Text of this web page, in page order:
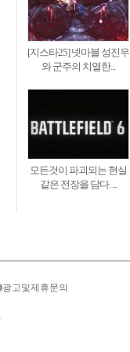
[지스타25] 넷마블 성진우
와 군주의 치열한...
모든것이 파괴되는 현실
같은 전장을 담다. ...
광고및제휴문의